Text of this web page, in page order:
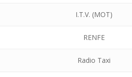
I.T.V. (MOT)
RENFE
Radio Taxi